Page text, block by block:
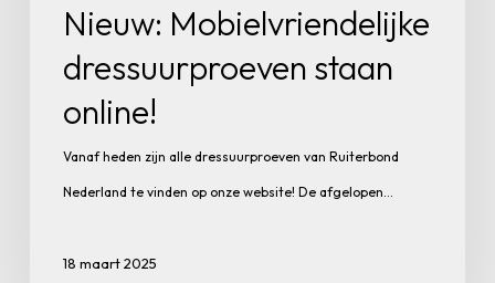
Nieuw: Mobielvriendelijke
dressuurproeven staan
online!
Vanaf heden zijn alle dressuurproeven van Ruiterbond
Nederland te vinden op onze website! De afgelopen…
18 maart 2025